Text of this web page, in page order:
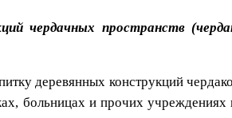
чердачных пространств
деревянных конструкций
больницах и прочих учреждениях